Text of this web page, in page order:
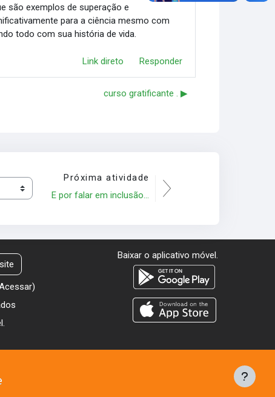
são exemplos de superação e
para a ciência mesmo com
todo com sua história de vida.
Link direto Responder
curso gratificante . ▶︎
Próxima atividade
E por falar em inclusão...
)
Baixar o aplicativo móvel.